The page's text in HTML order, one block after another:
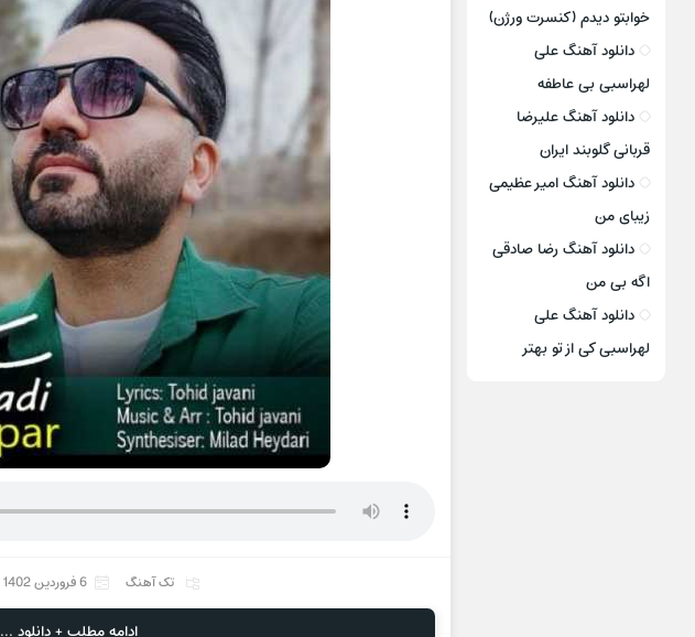
تک آهنگ 6 فروردین 1402
خوابتو دیدم (کنسرت ورژن)
دانلود آهنگ علی
لهراسبی بی عاطفه
دانلود آهنگ علیرضا
قربانی گلوبند ایران
دانلود آهنگ امیر عظیمی
زیبای من
دانلود آهنگ رضا صادقی
اگه بی من
دانلود آهنگ علی
لهراسبی کی از تو ‌بهتر